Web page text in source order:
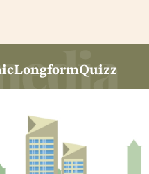
LongformQuizz